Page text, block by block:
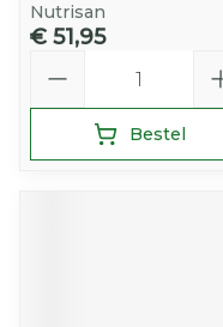
Nutrisan
€ 51,95
Bestel